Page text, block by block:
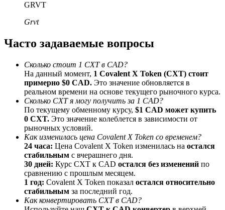
Реферал
Пригласите друга, чтобы получить денежные
вознаграждения
BTC Welcome Rewards
GRVT
Grvt
Часто задаваемые вопросы
Сколько стоит 1 CXT в CAD?
На данный момент, 1 Covalent X Token (CXT) стоит
примерно $0 CAD. Это значение обновляется в
реальном времени на основе текущего рыночного курса.
Сколько CXT я могу получить за 1 CAD?
По текущему обменному курсу, $1 CAD может купить
0 CXT. Это значение колеблется в зависимости от
рыночных условий.
Как изменилась цена Covalent X Token со временем?
24 часа: Цена Covalent X Token изменилась на остался
стабильным с вчерашнего дня.
30 дней: Курс CXT к CAD остался без изменений по
сравнению с прошлым месяцем.
1 год: Covalent X Token показал остался относительно
стабильным за последний год.
Как конвертировать CXT в CAD?